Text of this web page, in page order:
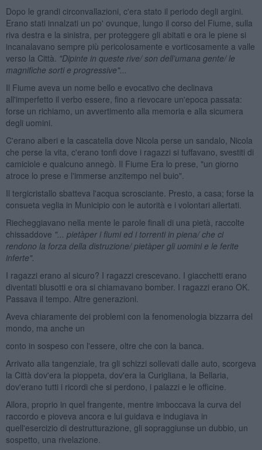
Dopo le grandi circonvallazioni, c'era stato il periodo degli argini.
Erano stati innalzati un po' ovunque, lungo il corso del Fiume, sulla
riva destra e la sinistra, per proteggere gli abitati e ora le piene si
incanalavano sempre più pericolosamente e vorticosamente a valle
verso la Città. "Dipinte in queste rive/ son dell’umana gente/ le
magnifiche sorti e progressive"...
Il Fiume aveva un nome bello e evocativo che declinava
all'imperfetto il verbo essere, fino a rievocare un'epoca passata:
forse un richiamo, un avvertimento alla memoria e alla sicumera
degli uomini.
C'erano alberi e la cascatella dove Nicola perse un sandalo, Nicola
che perse la vita, c'erano tonfi dove i ragazzi si tuffavano, svestiti di
camiciole e qualcuno annegò. Il Fiume Era lo prese, "un giorno
atroce lo prese e l'immerse anzitempo nel buio".
Il tergicristallo sbatteva l'acqua scrosciante. Presto, a casa; forse la
consueta veglia in Municipio con le autorità e i volontari allertati.
Riecheggiavano nella mente le parole finali di una pietà, raccolte
chissaddove "... pietàper i fiumi ed i torrenti in piena/ che ci
rendono la forza della distruzione/ pietàper gli uomini e le ferite
inferte".
I ragazzi erano al sicuro? I ragazzi crescevano. I giacchetti erano
diventati blusotti e ora si chiamavano bomber. I ragazzi erano OK.
Passava il tempo. Altre generazioni.
Aveva chiaramente dei problemi con la fenomenologia bizzarra del
mondo, ma anche un
conto in sospeso con l'essere, oltre che con la banca.
Arrivato alla tangenziale, tra gli schizzi sollevati dalle auto, scorgeva
la Città dov'era la pioppeta, dov'era la Curigliana, la Bellaria,
dov'erano tutti i ricordi che si perdono, i palazzi e le officine.
Allora, proprio in quel frangente, mentre imboccava la curva del
raccordo e pioveva ancora e lui guidava e indugiava in
quell'esercizio di destrutturazione, gli sopraggiunse un dubbio, un
sospetto, una rivelazione.